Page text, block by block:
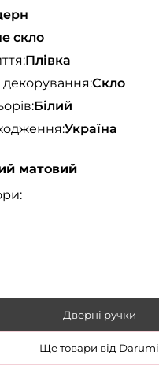
скло
Плівка
Скло
Білий
Україна
матовий
Дверні ручки
Ще товари від Darumi